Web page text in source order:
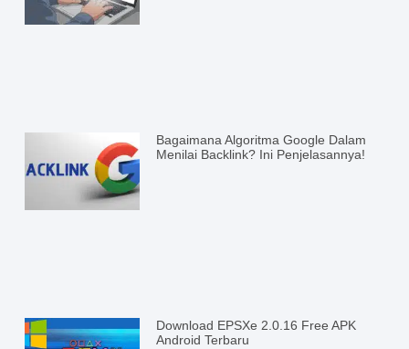
Bagaimana Algoritma Google Dalam
Menilai Backlink? Ini Penjelasannya!
Download EPSXe 2.0.16 Free APK
Android Terbaru